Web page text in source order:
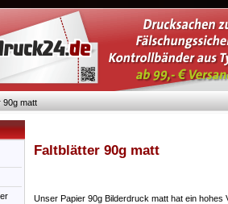
90g matt
Faltblätter 90g matt
Unser Papier 90g Bilderdruck matt hat ein